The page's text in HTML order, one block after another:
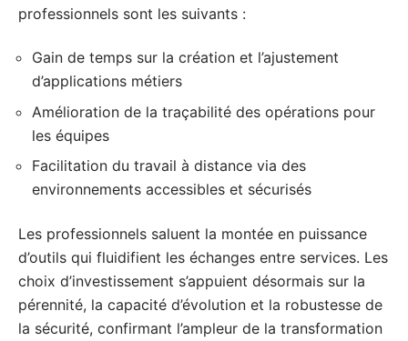
professionnels sont les suivants :
Gain de temps sur la création et l’ajustement
d’applications métiers
Amélioration de la traçabilité des opérations pour
les équipes
Facilitation du travail à distance via des
environnements accessibles et sécurisés
Les professionnels saluent la montée en puissance
d’outils qui fluidifient les échanges entre services. Les
choix d’investissement s’appuient désormais sur la
pérennité, la capacité d’évolution et la robustesse de
la sécurité, confirmant l’ampleur de la transformation